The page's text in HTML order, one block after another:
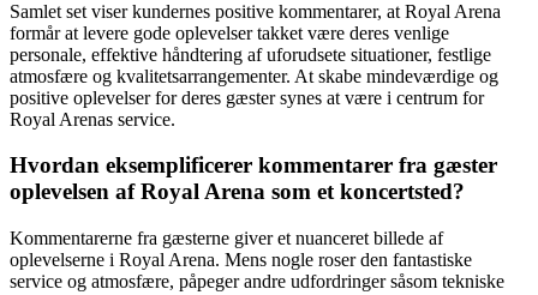
Samlet set viser kundernes positive kommentarer, at Royal Arena
formår at levere gode oplevelser takket være deres venlige
personale, effektive håndtering af uforudsete situationer, festlige
atmosfære og kvalitetsarrangementer. At skabe mindeværdige og
positive oplevelser for deres gæster synes at være i centrum for
Royal Arenas service.
Hvordan eksemplificerer kommentarer fra gæster
oplevelsen af ​​Royal Arena som et koncertsted?
Kommentarerne fra gæsterne giver et nuanceret billede af
oplevelserne i Royal Arena. Mens nogle roser den fantastiske
service og atmosfære, påpeger andre udfordringer såsom tekniske